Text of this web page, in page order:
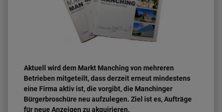
Aktuell wird dem Markt Manching von mehreren
Betrieben mitgeteilt, dass derzeit erneut mindestens
eine Firma aktiv ist, die vorgibt, die Manchinger
Bürgerbroschüre neu aufzulegen. Ziel ist es, Aufträge
für neue Anzeigen zu akquirieren.